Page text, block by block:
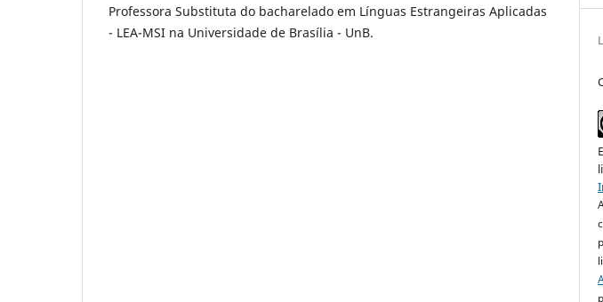
Professora Substituta do bacharelado em Línguas Estrangeiras Aplicadas
- LEA-MSI na Universidade de Brasília - UnB.